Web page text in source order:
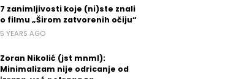
7 zanimljivosti koje (ni)ste znali
o filmu „Širom zatvorenih očiju“
5 YEARS AGO
Zoran Nikolić (jst mnml):
Minimalizam nije odricanje od